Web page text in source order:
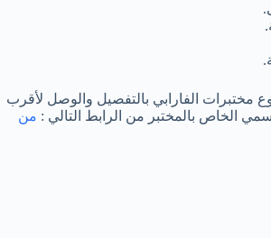
مختبرات الفارابي بالتفصيل والوصل لأقرب
الخاص بالمختبر من الرابط التالي : من